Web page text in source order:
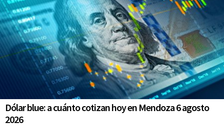
Dólar blue: a cuánto cotizan hoy en Mendoza 6 agosto
2026